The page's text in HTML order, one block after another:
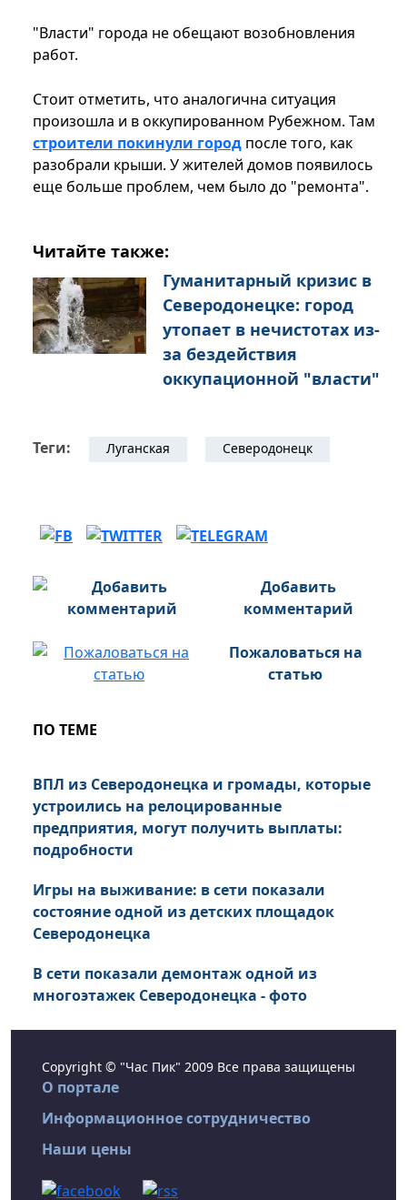
"Власти" города не обещают возобновления
работ.
Стоит отметить, что аналогична ситуация
произошла и в оккупированном Рубежном. Там
строители покинули город после того, как
разобрали крыши. У жителей домов появилось
еще больше проблем, чем было до "ремонта".
Читайте также:
Гуманитарный кризис в
Северодонецке: город
утопает в нечистотах из-
за бездействия
оккупационной "власти"
Теги: Луганская Северодонецк
Добавить
комментарий
Пожаловаться на
статью
ПО ТЕМЕ
ВПЛ из Северодонецка и громады, которые
устроились на релоцированные
предприятия, могут получить выплаты:
подробности
Игры на выживание: в сети показали
состояние одной из детских площадок
Северодонецка
В сети показали демонтаж одной из
многоэтажек Северодонецка - фото
Copyright © "Час Пик" 2009 Все права защищены
О портале
Информационное сотрудничество
Наши цены